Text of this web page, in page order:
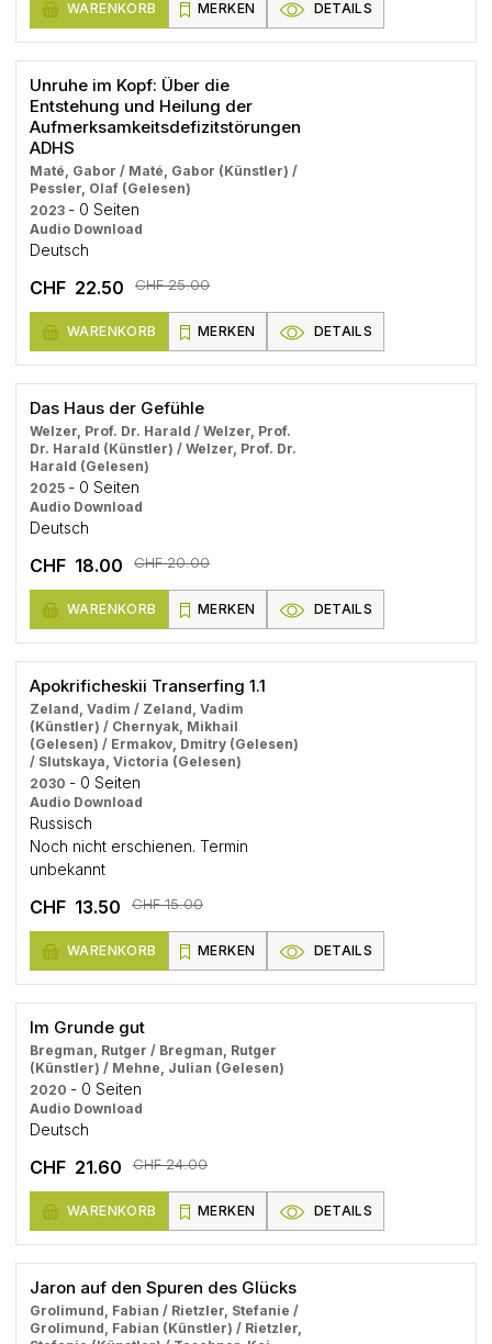
WARENKORB MERKEN DETAILS
Unruhe im Kopf: Über die
Entstehung und Heilung der
Aufmerksamkeitsdefizitstörungen
ADHS
Maté, Gabor / Maté, Gabor (Künstler) /
Pessler, Olaf (Gelesen)
2023 - 0 Seiten
Audio Download
Deutsch
CHF 22.50 CHF 25.00
WARENKORB MERKEN DETAILS
Das Haus der Gefühle
Welzer, Prof. Dr. Harald / Welzer, Prof.
Dr. Harald (Künstler) / Welzer, Prof. Dr.
Harald (Gelesen)
2025 - 0 Seiten
Audio Download
Deutsch
CHF 18.00 CHF 20.00
WARENKORB MERKEN DETAILS
Apokrificheskii Transerfing 1.1
Zeland, Vadim / Zeland, Vadim
(Künstler) / Chernyak, Mikhail
(Gelesen) / Ermakov, Dmitry (Gelesen)
/ Slutskaya, Victoria (Gelesen)
2030 - 0 Seiten
Audio Download
Russisch
Noch nicht erschienen. Termin
unbekannt
CHF 13.50 CHF 15.00
WARENKORB MERKEN DETAILS
Im Grunde gut
Bregman, Rutger / Bregman, Rutger
(Künstler) / Mehne, Julian (Gelesen)
2020 - 0 Seiten
Audio Download
Deutsch
CHF 21.60 CHF 24.00
WARENKORB MERKEN DETAILS
Jaron auf den Spuren des Glücks
Grolimund, Fabian / Rietzler, Stefanie /
Grolimund, Fabian (Künstler) / Rietzler,